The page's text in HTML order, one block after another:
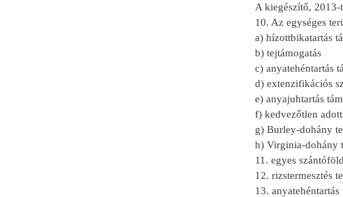
A kiegészítő,
10. Az egységes
a) hízottbikatartás
b) tejtámogatás
c) anyatehéntartás
d) extenzifikációs
e) anyajuhtartás
f) kedvezőtlen
g) Burley-dohány
h) Virginia-dohány
11. egyes
12. rizstermesztés
13.